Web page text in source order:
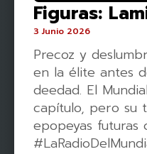
Figuras:
3 Junio 2026
Precoz y
en la élite antes
deedad. El
capítulo, pero su
epopeyas futuras